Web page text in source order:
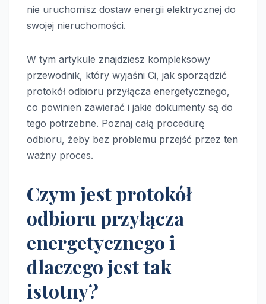
nie uruchomisz dostaw energii elektrycznej do
swojej nieruchomości.
W tym artykule znajdziesz kompleksowy
przewodnik, który wyjaśni Ci, jak sporządzić
protokół odbioru przyłącza energetycznego,
co powinien zawierać i jakie dokumenty są do
tego potrzebne. Poznaj całą procedurę
odbioru, żeby bez problemu przejść przez ten
ważny proces.
Czym jest protokół
odbioru przyłącza
energetycznego i
dlaczego jest tak
istotny?